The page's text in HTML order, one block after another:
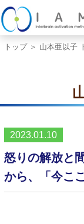
トップ＞ 山本亜以子
2023.01.10
怒りの解放と
から、「今こ